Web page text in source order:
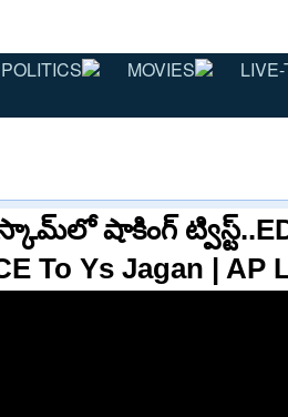
POLITICS MOVIES
షాకింగ్
To Ys Jagan | AP